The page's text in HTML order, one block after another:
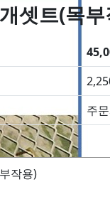
셋트(목
주
작용)